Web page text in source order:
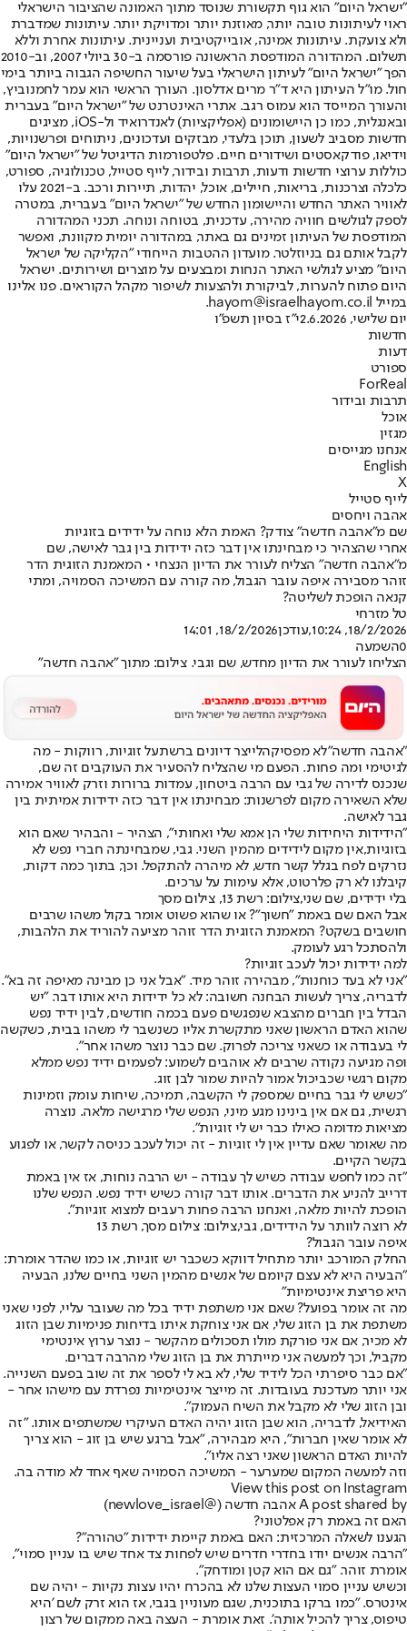
"ישראל היום" הוא גוף תקשורת שנוסד מתוך האמונה שהציבור הישראלי
ראוי לעיתונות טובה יותר, מאוזנת יותר ומדויקת יותר. עיתונות שמדברת
ולא צועקת. עיתונות אמינה, אובייקטיבית ועניינית. עיתונות אחרת וללא
תשלום. המהדורה המודפסת הראשונה פורסמה ב-30 ביולי 2007, וב-2010
הפך "ישראל היום" לעיתון הישראלי בעל שיעור החשיפה הגבוה ביותר בימי
חול. מו"ל העיתון היא ד"ר מרים אדלסון. העורך הראשי הוא עמר לחמנוביץ,
והעורך המייסד הוא עמוס רגב. אתרי האינטרנט של "ישראל היום" בעברית
ובאנגלית, כמו כן היישומונים (אפליקציות) לאנדרואיד ול-iOS, מציגים
חדשות מסביב לשעון, תוכן בלעדי, מבזקים ועדכונים, ניתוחים ופרשנויות,
וידיאו, פודקאסטים ושידורים חיים. פלטפורמות הדיגיטל של "ישראל היום"
כוללות ערוצי חדשות ודעות, תרבות ובידור, לייף סטייל, טכנולוגיה, ספורט,
כלכלה וצרכנות, בריאות, חיילים, אוכל, יהדות, תיירות ורכב. ב-2021 עלו
לאוויר האתר החדש והיישומון החדש של "ישראל היום" בעברית, במטרה
לספק לגולשים חוויה מהירה, עדכנית, בטוחה ונוחה. תכני המהדורה
המודפסת של העיתון זמינים גם באתר, במהדורה יומית מקוונת, ואפשר
לקבל אותם גם בניוזלטר. מועדון ההטבות הייחודי "הקליקה של ישראל
היום" מציע לגולשי האתר הנחות ומבצעים על מוצרים ושירותים. ישראל
היום פתוח להערות, לביקורת ולהצעות לשיפור מקהל הקוראים. פנו אלינו
במייל hayom@israelhayom.co.il.
יום שלישי, 2.6.2026
י"ז בסיון תשפ"ו
חדשות
דעות
ספורט
ForReal
תרבות ובידור
אוכל
מגזין
אנחנו מגייסים
English
X
לייף סטייל
אהבה ויחסים
שם מ"אהבה חדשה" צודק? האמת הלא נוחה על ידידים בזוגיות
אחרי שהצהיר כי מבחינתו אין דבר כזה ידידות בין גבר לאישה, שם
מ"אהבה חדשה" הצליח לעורר את הדיון הנצחי • המאמנת הזוגית הדר
זוהר מסבירה איפה עובר הגבול, מה קורה עם המשיכה הסמויה, ומתי
קנאה הופכת לשליטה?
טל מזרחי
18/2/2026, 10:24
,עודכן18/2/2026, 14:01
0השמעה
הצליחו לעורר את הדיון מחדש, שם וגבי. צילום: מתוך "אהבה חדשה"
"אהבה חדשה"לא מפסיקהלייצר דיונים ברשתעל זוגיות, רווקות - מה
לגיטימי ומה פחות. הפעם מי שהצליח להסעיר את העוקבים זה שם,
שנכנס לדירה של גבי עם הרבה ביטחון, עמדות ברורות וזרק לאוויר אמירה
שלא השאירה מקום לפרשנות: מבחינתו אין דבר כזה ידידות אמיתית בין
גבר לאישה.
"הידידות היחידות שלי הן אמא שלי ואחותי", הצהיר - והבהיר שאם הוא
בזוגיות,אין מקום לידידים מהמין השני. גבי, שמבחינתה חברי נפש לא
נזרקים לפח בגלל קשר חדש, לא מיהרה להתקפל. וכך, בתוך כמה דקות,
קיבלנו לא רק פלרטוט, אלא עימות על ערכים.
בלי ידידים, שם שני,צילום: רשת 13, צילום מסך
אבל האם שם באמת "חשוך"? או שהוא פשוט אומר בקול משהו שרבים
חושבים בשקט? המאמנת הזוגית הדר זוהר מציעה להוריד את הלהבות,
ולהסתכל רגע לעומק.
למה ידידות יכול לעכב זוגיות?
"אני לא בעד כוחנות", מבהירה זוהר מיד. "אבל אני כן מבינה מאיפה זה בא".
לדבריה, צריך לעשות הבחנה חשובה: לא כל ידידות היא אותו דבר. "יש
הבדל בין חברים מהצבא שנפגשים פעם בכמה חודשים, לבין ידיד נפש
שהוא האדם הראשון שאני מתקשרת אליו כשנשבר לי משהו בבית, כשקשה
לי בעבודה או כשאני צריכה לפרוק. שם כבר נוצר משהו אחר".
ופה מגיעה נקודה שרבים לא אוהבים לשמוע: לפעמים ידיד נפש ממלא
מקום רגשי שכביכול אמור להיות שמור לבן זוג.
"כשיש לי גבר בחיים שמספק לי הקשבה, תמיכה, שיחות עומק וזמינות
רגשית, גם אם אין בינינו מגע מיני, הנפש שלי מרגישה מלאה. נוצרה
מציאות מדומה כאילו כבר יש לי זוגיות".
מה שאומר שאם עדיין אין לי זוגיות - זה יכול לעכב כניסה לקשר, או לפגוע
בקשר הקיים.
"זה כמו לחפש עבודה כשיש לך עבודה - יש הרבה נוחות, אז אין באמת
דרייב להניע את הדברים. אותו דבר קורה כשיש ידיד נפש. הנפש שלנו
הופכת להיות מלאה, ואנחנו הרבה פחות רעבים למצוא זוגיות".
לא רוצה לוותר על הידידים, גבי,צילום: צילום מסך, רשת 13
איפה עובר הגבול?
החלק המורכב יותר מתחיל דווקא כשכבר יש זוגיות, או כמו שהדר אומרת:
"הבעיה היא לא עצם קיומם של אנשים מהמין השני בחיים שלנו, הבעיה
היא פריצת אינטימיות"
מה זה אומר בפועל? שאם אני משתפת ידיד בכל מה שעובר עליי, לפני שאני
משתפת את בן הזוג שלי, אם אני צוחקת איתו בדיחות פנימיות שבן הזוג
לא מכיר, אם אני פורקת מולו תסכולים מהקשר - נוצר ערוץ אינטימי
מקביל, וכך למעשה אני מייתרת את בן הזוג שלי מהרבה דברים.
"אם כבר סיפרתי הכל לידיד שלי, לא בא לי לספר את זה שוב בפעם השנייה.
אני יותר מעדכנת בעובדות. זה מייצר אינטימיות נפרדת עם מישהו אחר -
ובן הזוג שלי לא מקבל את השיח העמוק".
האידיאל, לדבריה, הוא שבן הזוג יהיה האדם העיקרי שמשתפים אותו. "זה
לא אומר שאין חברות", היא מבהירה, "אבל ברגע שיש בן זוג - הוא צריך
להיות האדם הראשון שאני רצה אליו".
וזה למעשה המקום שמערער - המשיכה הסמויה שאף אחד לא מודה בה.
View this post on Instagram
A post shared by אהבה חדשה (@newlove_israel)
האם זה באמת רק אפלטוני?
הגענו לשאלה המרכזית: האם באמת קיימת ידידות "טהורה"?
"הרבה אנשים יודו בחדרי חדרים שיש לפחות צד אחד שיש בו עניין סמוי",
אומרת זוהר. "גם אם הוא קטן ומודחק".
וכשיש עניין סמוי העצות שלנו לא בהכרח יהיו עצות נקיות - יהיה שם
אינטרס. "כמו ברקו בתוכנית, שגם מעוניין בגבי, אז הוא זרק לשם 'היא
טיפוס, צריך להכיל אותה'. זאת אומרת - העצה באה ממקום של רצון